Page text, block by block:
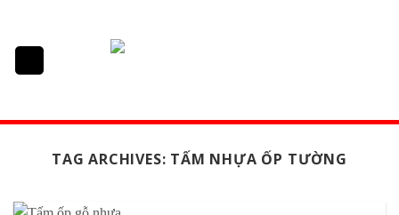
content
TAG ARCHIVES: TẤM NHỰA ỐP TƯỜNG